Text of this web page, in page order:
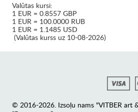
Valūtas kursi:
1 EUR = 0.8557 GBP
1 EUR = 100.0000 RUB
1 EUR = 1.1485 USD
(Valūtas kurss uz 10-08-2026)
© 2016-2026. Izsoļu nams "VITBER art